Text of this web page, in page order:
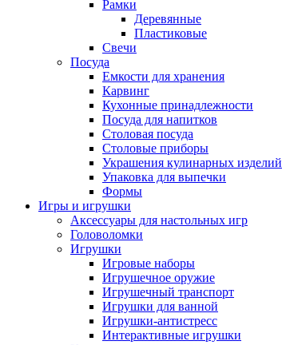
Рамки
Деревянные
Пластиковые
Свечи
Посуда
Емкости для хранения
Карвинг
Кухонные принадлежности
Посуда для напитков
Столовая посуда
Столовые приборы
Украшения кулинарных изделий
Упаковка для выпечки
Формы
Игры и игрушки
Аксессуары для настольных игр
Головоломки
Игрушки
Игровые наборы
Игрушечное оружие
Игрушечный транспорт
Игрушки для ванной
Игрушки-антистресс
Интерактивные игрушки